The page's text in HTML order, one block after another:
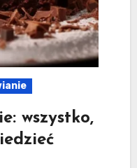
wszystko,